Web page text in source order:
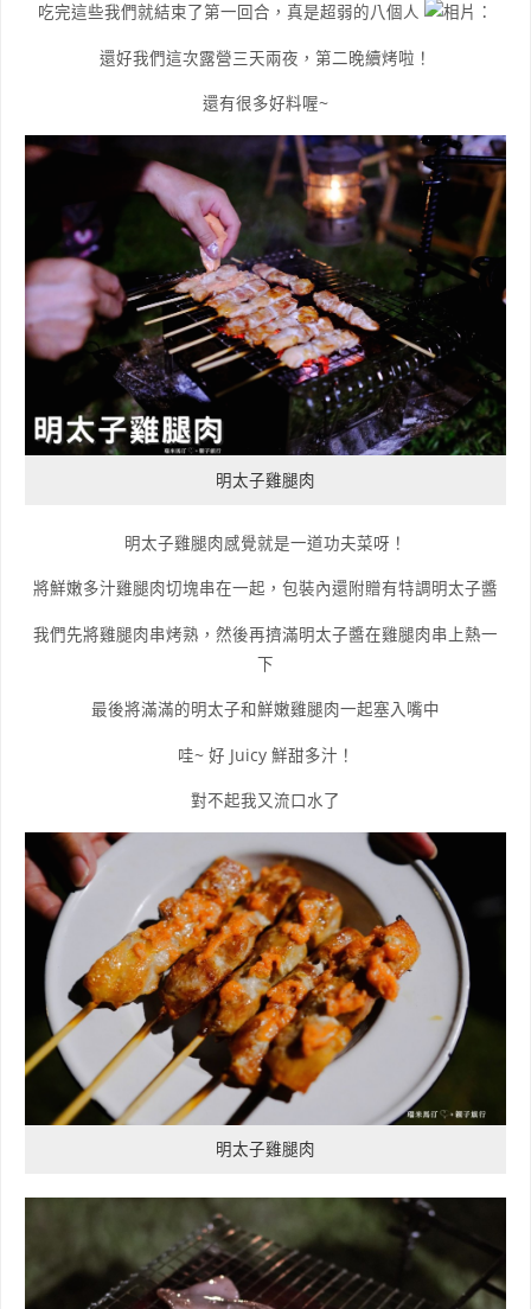
吃完這些我們就結束了第一回合，真是超弱的八個人
還好我們這次露營三天兩夜，第二晚續烤啦！
還有很多好料喔~
明太子雞腿肉
明太子雞腿肉感覺就是一道功夫菜呀！
將鮮嫩多汁雞腿肉切塊串在一起，包裝內還附贈有特調明太子醬
我們先將雞腿肉串烤熟，然後再擠滿明太子醬在雞腿肉串上熱一
下
最後將滿滿的明太子和鮮嫩雞腿肉一起塞入嘴中
哇~ 好 Juicy 鮮甜多汁！
對不起我又流口水了
明太子雞腿肉